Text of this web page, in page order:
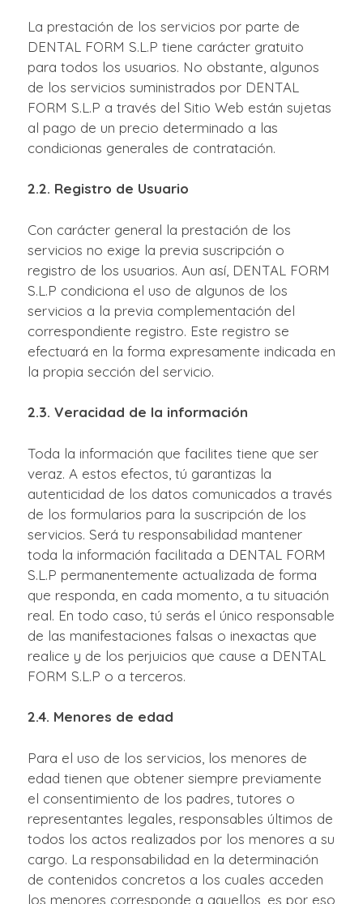
La prestación de los servicios por parte de
DENTAL FORM S.L.P tiene carácter gratuito
para todos los usuarios. No obstante, algunos
de los servicios suministrados por DENTAL
FORM S.L.P a través del Sitio Web están sujetas
al pago de un precio determinado a las
condicionas generales de contratación.
2.2. Registro de Usuario
Con carácter general la prestación de los
servicios no exige la previa suscripción o
registro de los usuarios. Aun así, DENTAL FORM
S.L.P condiciona el uso de algunos de los
servicios a la previa complementación del
correspondiente registro. Este registro se
efectuará en la forma expresamente indicada en
la propia sección del servicio.
2.3. Veracidad de la información
Toda la información que facilites tiene que ser
veraz. A estos efectos, tú garantizas la
autenticidad de los datos comunicados a través
de los formularios para la suscripción de los
servicios. Será tu responsabilidad mantener
toda la información facilitada a DENTAL FORM
S.L.P permanentemente actualizada de forma
que responda, en cada momento, a tu situación
real. En todo caso, tú serás el único responsable
de las manifestaciones falsas o inexactas que
realice y de los perjuicios que cause a DENTAL
FORM S.L.P o a terceros.
2.4. Menores de edad
Para el uso de los servicios, los menores de
edad tienen que obtener siempre previamente
el consentimiento de los padres, tutores o
representantes legales, responsables últimos de
todos los actos realizados por los menores a su
cargo. La responsabilidad en la determinación
de contenidos concretos a los cuales acceden
los menores corresponde a aquellos, es por eso